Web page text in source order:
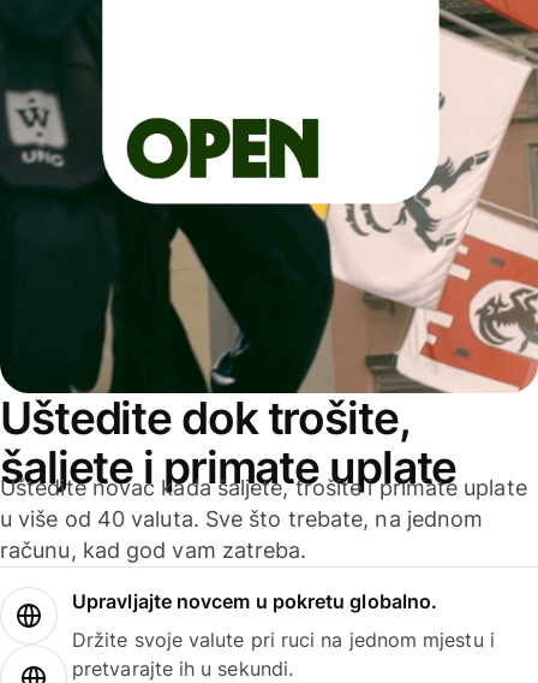
Uštedite dok trošite,
šaljete i primate uplate
Uštedite novac kada šaljete, trošite i primate uplate
u više od 40 valuta. Sve što trebate, na jednom
računu, kad god vam zatreba.
Upravljajte novcem u pokretu globalno.
Držite svoje valute pri ruci na jednom mjestu i
pretvarajte ih u sekundi.